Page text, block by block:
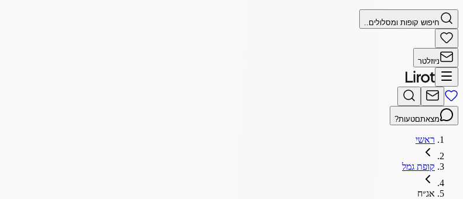
חיפוש קופות ומסלולים..
ניוזלטר
מצאתםטעות?
ראשי
קופת גמל
אג״ח